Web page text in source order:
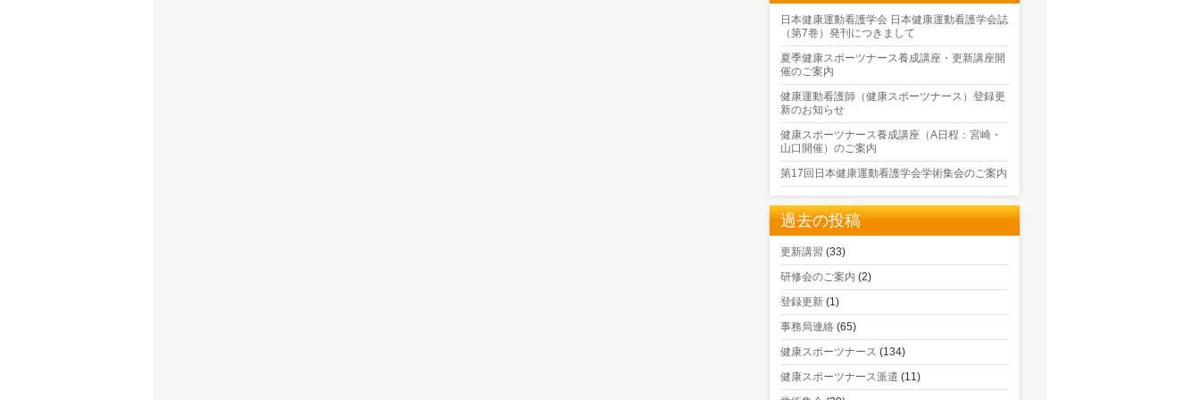
日本健康運動看護学会 日本健康運動看護学会誌
（第7巻）発刊につきまして
夏季健康スポーツナース養成講座・更新講座開
催のご案内
健康運動看護師（健康スポーツナース）登録更
新のお知らせ
健康スポーツナース養成講座（A日程：宮崎・
山口開催）のご案内
第17回日本健康運動看護学会学術集会のご案内
過去の投稿
更新講習 (33)
研修会のご案内 (2)
登録更新 (1)
事務局連絡 (65)
健康スポーツナース (134)
健康スポーツナース派遣 (11)